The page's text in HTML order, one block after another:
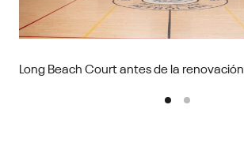
Long Beach Court antes de la renovación